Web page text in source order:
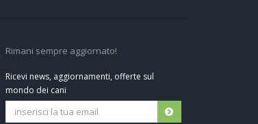
Rimani sempre aggiornato!
Ricevi news, aggiornamenti, offerte sul
mondo dei cani